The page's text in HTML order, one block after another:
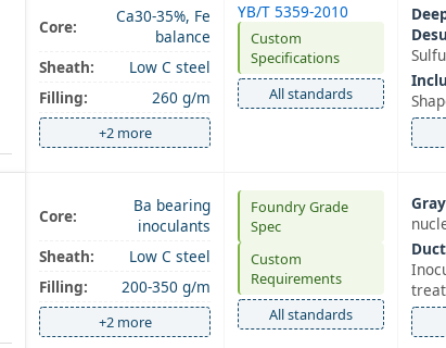
Core:
Ca30-35%, Fe
balance
Sheath:
Low C steel
Filling:
260 g/m
+2 more
YB/T 5359-2010
Custom
Specifications
All standards
Core:
Ba bearing
inoculants
Sheath:
Low C steel
Filling:
200-350 g/m
+2 more
Foundry Grade
Spec
Custom
Requirements
All standards